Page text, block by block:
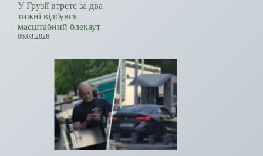
У Грузії втретє за два
тижні відбувся
масштабний блекаут
06.08.2026